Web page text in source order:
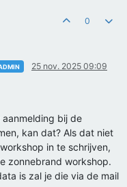
0
25 nov. 2025 09:09
bij de
kan dat? Als dat niet
in te schrijven,
zonnebrand workshop.
is zal je die via de mail